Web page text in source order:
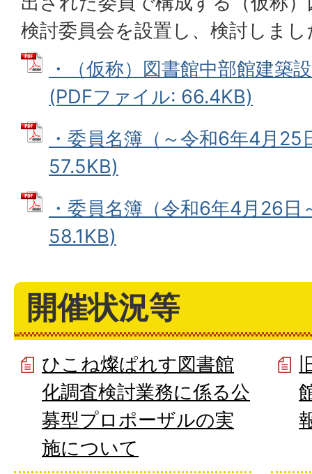
検討委員会を設置し、検討しまし
・（仮称）図書館中部館建築
(PDFファイル: 66.4KB)
・委員名簿（～令和6年4月
57.5KB)
・委員名簿（令和6年4月26
58.1KB)
開催状況等
ひこね燦ぱれす図書館
化調査検討業務に係る公
募型プロポーザルの実
施について